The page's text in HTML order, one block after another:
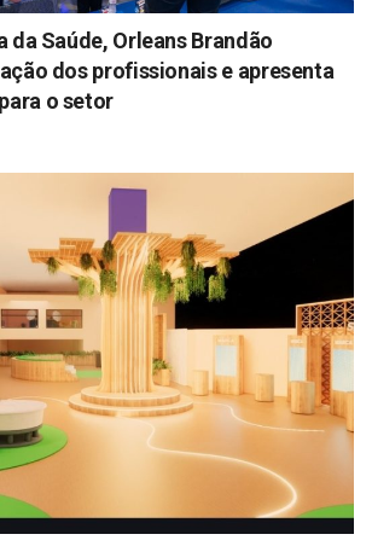
da Saúde, Orleans Brandão
dos profissionais e apresenta
o setor